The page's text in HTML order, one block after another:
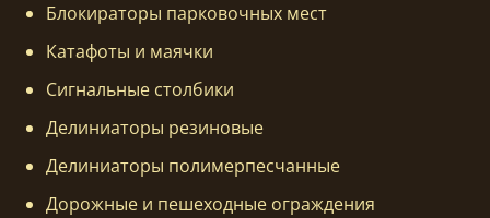
Блокираторы парковочных мест
Катафоты и маячки
Сигнальные столбики
Делиниаторы резиновые
Делиниаторы полимерпесчанные
Дорожные и пешеходные ограждения